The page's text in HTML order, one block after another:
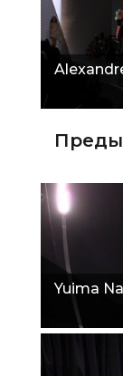
Yuima